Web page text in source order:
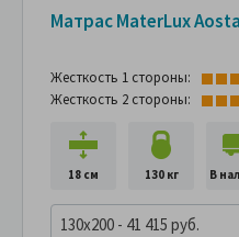
Матрас MaterLux
Жесткость 1 стороны:
Жесткость 2 стороны:
18 см 130 кг В
130x200 - 41 415 руб.